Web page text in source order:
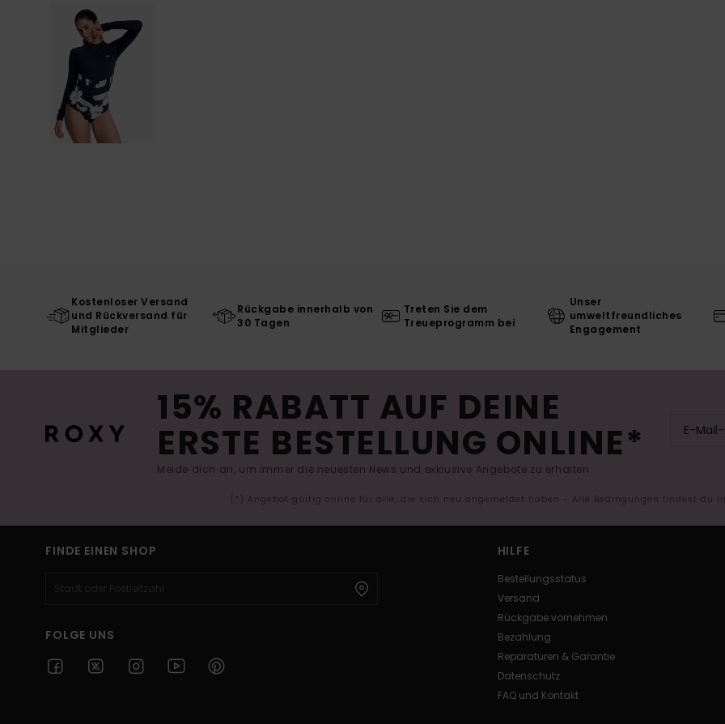
Kostenloser Versand
und Rückversand für
Mitglieder
Rückgabe innerhalb von
30 Tagen
Treten Sie dem
Treueprogramm bei
Unser
umweltfreundliches
Engagement
15% RABATT AUF DEINE
ERSTE BESTELLUNG ONLINE*
Melde dich an, um immer die neuesten News und exklusive Angebote zu erhalten.
(*) Angebot gültig online für alle, die sich neu angemeldet haben - Alle Bedingungen findest du
FINDE EINEN SHOP
FOLGE UNS
HILFE
Bestellungsstatus
Versand
Rückgabe vornehmen
Bezahlung
Reparaturen & Garantie
Datenschutz
FAQ und Kontakt